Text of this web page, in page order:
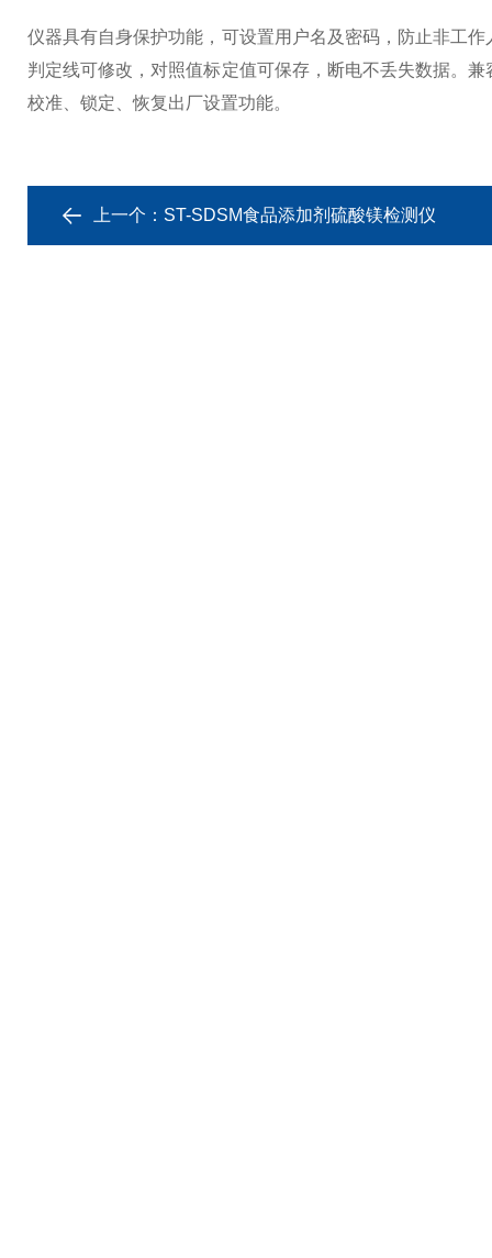
仪器具有自身保护功能，可设置用户名及密码，防止非工作
判定线可修改，对照值标定值可保存，断电不丢失数据。兼
校准、锁定、恢复出厂设置功能。
上一个： ST-SDSM食品添加剂硫酸镁检测仪